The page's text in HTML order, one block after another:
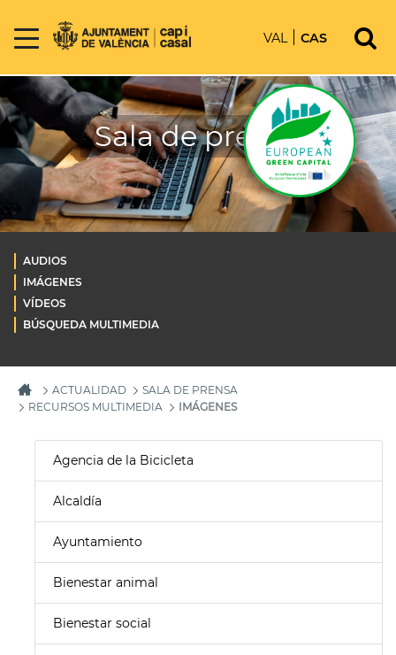
VAL CAS
Sala de prensa
AUDIOS
IMÁGENES
VÍDEOS
BÚSQUEDA MULTIMEDIA
ACTUALIDAD
SALA DE PRENSA
RECURSOS MULTIMEDIA
IMÁGENES
Agencia de la Bicicleta
Alcaldía
Ayuntamiento
Bienestar animal
Bienestar social